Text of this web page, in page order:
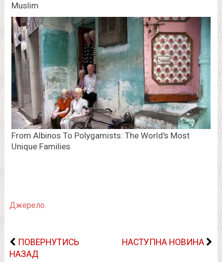
Джерело.
ПОВЕРНУТИСЬ
НАЗАД
НАСТУПНА НОВИНА